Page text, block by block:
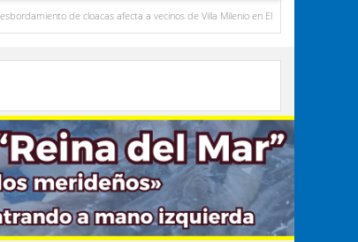
de cloacas afecta a vecinos de Villa Milenio en El Vigía